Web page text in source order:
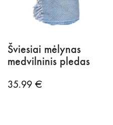
Šviesiai mėlynas
medvilninis pledas
35.99 €